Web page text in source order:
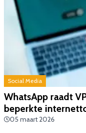
Social Media
WhatsApp raadt
beperkte
05 maart 2026